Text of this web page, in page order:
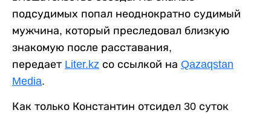
подсудимых попал неоднократно судимый
мужчина, который преследовал близкую
знакомую после расставания,
передает Liter.kz со ссылкой на Qazaqstan
Media.
Как только Константин отсидел 30 суток